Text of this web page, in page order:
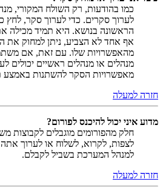
כמו בהודעות, רק השולח המקורי,
לערוך סקרים. כדי לערוך סקר, לחץ
הראשונה בנושא. היא תמיד מכילה
אף אחד לא הצביע, ניתן למחוק את
מהאפשרויות שלו. עם זאת, אם
מנהלים או מנהלים ראשיים יכולים
מאפשרויות הסקר להשתנות באמצע
חזרה למעלה
מדוע איני יכול להיכנס לפורום?
חלק מהפורומים מוגבלים לקבוצות
לצפות, לקרוא, לשלוח או לערוך אתה
למנהל המערכת בשביל לקבלם.
חזרה למעלה